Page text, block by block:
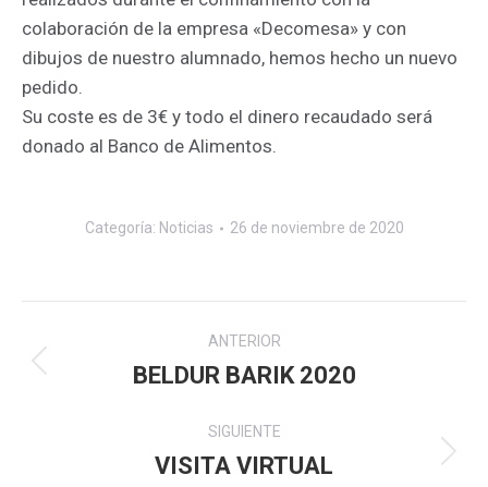
colaboración de la empresa «Decomesa» y con
dibujos de nuestro alumnado, hemos hecho un nuevo
pedido.
Su coste es de 3€ y todo el dinero recaudado será
donado al Banco de Alimentos.
Categoría: Noticias 26 de noviembre de 2020
Navegación
entre
publicaciones
ANTERIOR
Publicación
BELDUR BARIK 2020
SIGUIENTE
Publicación
VISITA VIRTUAL